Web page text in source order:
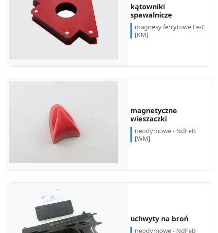
kątowniki
spawalnicze
magnesy ferrytowe Fe-C
[KM]
magnetyczne
wieszaczki
neodymowe - NdFeB
[WM]
uchwyty na broń
neodymowe - NdFeB